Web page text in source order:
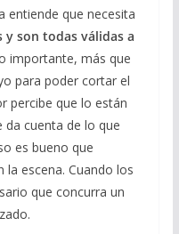
entiende que necesita
y son todas válidas a
importante, más que
para poder cortar el
percibe que lo están
da cuenta de lo que
es bueno que
la escena. Cuando los
que concurra un